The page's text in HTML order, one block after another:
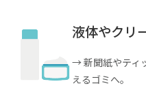
液体やクリ
→ 新聞紙やティ
えるゴミへ。